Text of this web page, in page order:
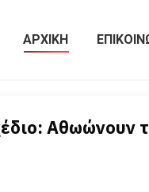
ΑΡΧΙΚΗ
Αθωώνουν